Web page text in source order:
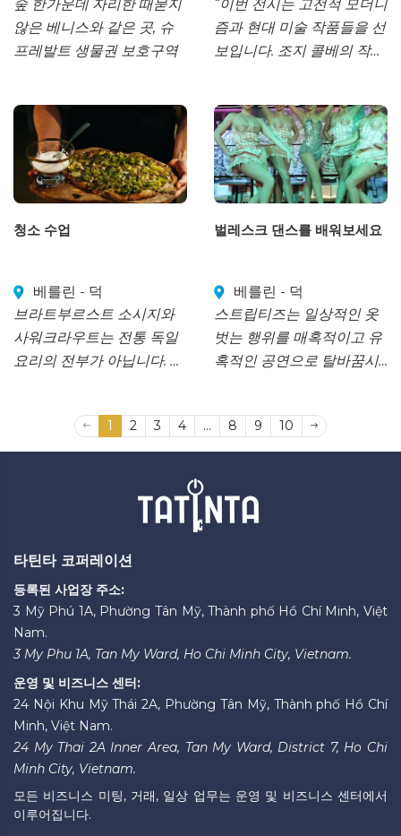
숲 한가운데 자리한 때묻지
않은 베니스와 같은 곳, 슈
프레발트 생물권 보호구역
“이번 전시는 고전적 모더니
즘과 현대 미술 작품들을 선
보입니다. 조지 콜베의 작업
한 예술가 작업실입니다.”
청소 수업
베를린 - 덕
브라트부르스트 소시지와
사워크라우트는 전통 독일
요리의 전부가 아닙니다. 베
운 독일 요리 체험을 만끽하
세요.
벌레스크 댄스를 배워보세요
베를린 - 덕
스트립티즈는 일상적인 옷
벗는 행위를 매혹적이고 유
혹적인 공연으로 탈바꿈시
현하는 춤입니다.
1 2 3 4 ... 8 9 10
타틴타 코퍼레이션
등록된 사업장 주소:
3 Mỹ Phú 1A, Phường Tân Mỹ, Thành phố Hồ Chí Minh, Việt
Nam.
3 My Phu 1A, Tan My Ward, Ho Chi Minh City, Vietnam.
운영 및 비즈니스 센터:
24 Nội Khu Mỹ Thái 2A, Phường Tân Mỹ, Thành phố Hồ Chí
Minh, Việt Nam.
24 My Thai 2A Inner Area, Tan My Ward, District 7, Ho Chi
Minh City, Vietnam.
모든 비즈니스 미팅, 거래, 일상 업무는 운영 및 비즈니스 센터에서
이루어집니다.